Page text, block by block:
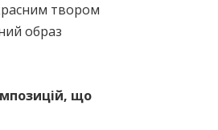
твором
образ
що